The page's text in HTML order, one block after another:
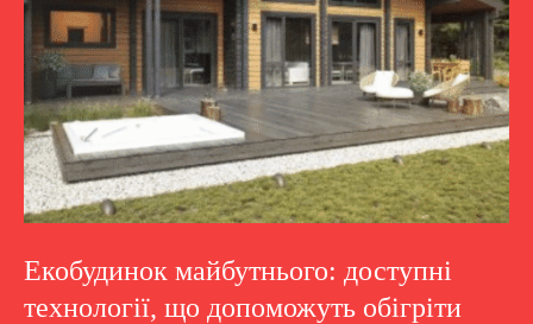
Екобудинок майбутнього: доступні
технології, що допоможуть обігріти